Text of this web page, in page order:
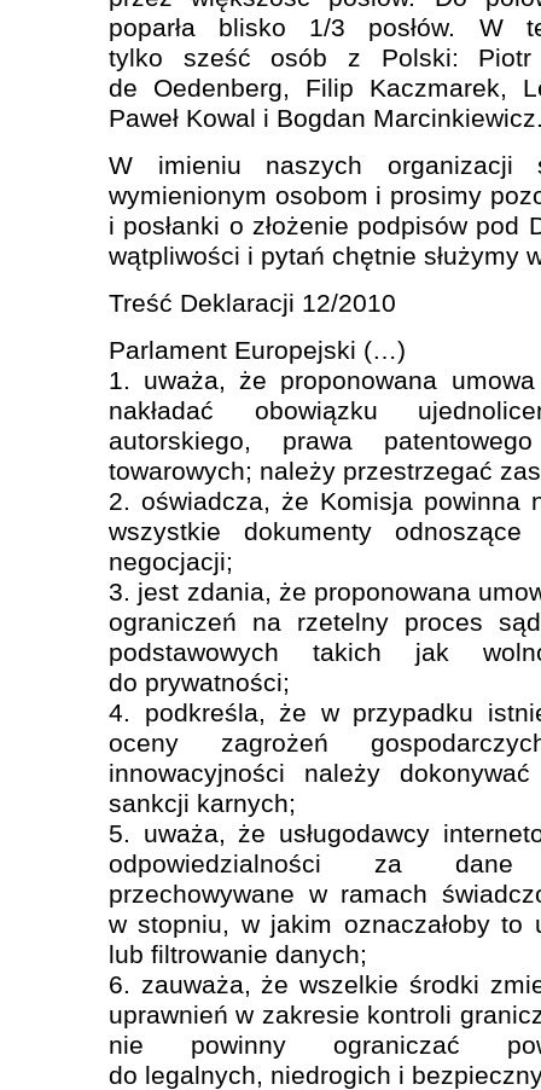
poparła blisko 1/3 posłów. W
tylko sześć osób z Polski: Piotr
de Oedenberg, Filip Kaczmarek,
Paweł Kowal i Bogdan
W imieniu naszych organizacji
wymienionym osobom i prosimy
i posłanki o złożenie podpisów pod
wątpliwości i pytań chętnie służymy
Treść Deklaracji 12/2010
Parlament Europejski (…)
1. uważa, że proponowana
nakładać obowiązku
autorskiego, prawa
towarowych; należy przestrzegać
2. oświadcza, że Komisja powinna
wszystkie dokumenty
negocjacji;
3. jest zdania, że proponowana
ograniczeń na rzetelny proces
podstawowych takich jak
do prywatności;
4. podkreśla, że w przypadku
oceny zagrożeń
innowacyjności należy
sankcji karnych;
5. uważa, że usługodawcy
odpowiedzialności za
przechowywane w ramach
w stopniu, w jakim oznaczałoby to
lub filtrowanie danych;
6. zauważa, że wszelkie środki
uprawnień w zakresie kontroli
nie powinny ograniczać
do legalnych, niedrogich i